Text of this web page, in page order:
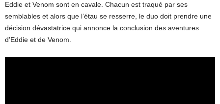
Eddie et Venom sont en cavale. Chacun est traqué par ses
semblables et alors que l’étau se resserre, le duo doit prendre une
décision dévastatrice qui annonce la conclusion des aventures
d’Eddie et de Venom.